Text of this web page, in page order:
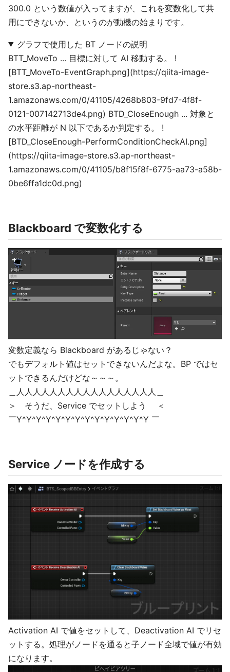
300.0 という数値が入ってますが、これを変数化して共
用にできないか、というのが動機の始まりです。
グラフで使用した BT ノードの説明
BTT_MoveTo ... 目標に対して AI 移動する。 !
[BTT_MoveTo-EventGraph.png](https://qiita-image-
store.s3.ap-northeast-
1.amazonaws.com/0/41105/4268b803-9fd7-4f8f-
0121-007142713de4.png) BTD_CloseEnough ... 対象と
の水平距離が N 以下であるか判定する。 !
[BTD_CloseEnough-PerformConditionCheckAI.png]
(https://qiita-image-store.s3.ap-northeast-
1.amazonaws.com/0/41105/b8f15f8f-6775-aa73-a58b-
0be6ffa1dc0d.png)
Blackboard で変数化する
変数定義なら Blackboard があるじゃない？
でもデフォルト値はセットできないんだよな。BP ではセ
ットできるんだけどな～～～。
＿人人人人人人人人人人人人人人人人人＿
＞ そうだ、Service でセットしよう ＜
￣Y^Y^Y^Y^Y^Y^Y^Y^Y^Y^Y^Y^Y^Y ￣
Service ノードを作成する
Activation AI で値をセットして、Deactivation AI でリセ
ットする。処理がノードを通ると子ノード全域で値が有効
になります。